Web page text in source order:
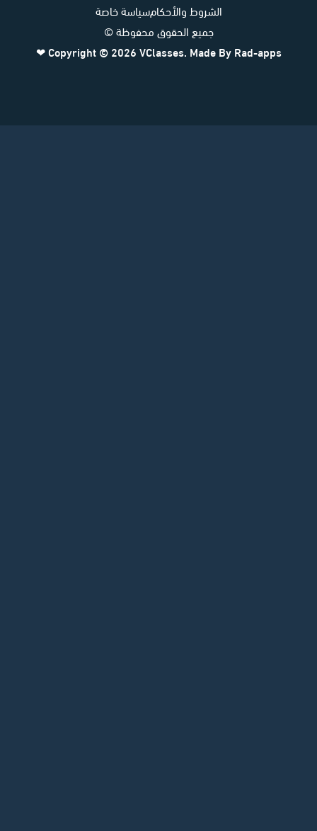
الشروط والأحكامسياسة خاصة
جميع الحقوق محفوظة ©
Copyright © 2026VClasses. Made ByRad-apps
❤